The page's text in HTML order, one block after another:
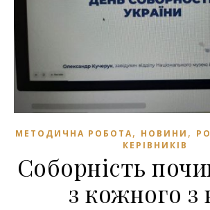
МЕТОДИЧНА РОБОТА, НОВИНИ ,
КЕРІВНИКІВ
Соборність
з кожного з